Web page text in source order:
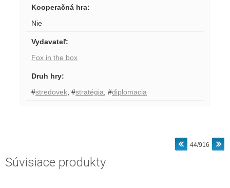
Kooperačná hra:
Nie
Vydavateľ:
Fox in the box
Druh hry:
#stredovek #stratégia #diplomacia
44/916
Súvisiace produkty